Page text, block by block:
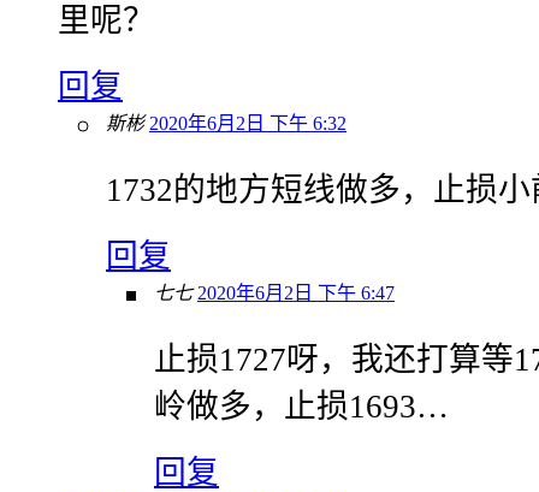
里呢？
回复
斯彬 2020年6月2日 下午 6:32
1732的地方短线做多，止损
回复
七七 2020年6月2日 下午 6:47
止损1727呀，我还打算等
岭做多，止损1693…
回复